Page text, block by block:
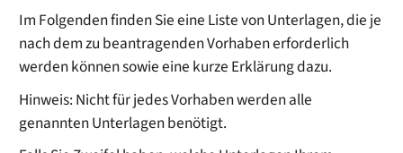
Im Folgenden finden Sie eine Liste von Unterlagen, die je
nach dem zu beantragenden Vorhaben erforderlich
werden können sowie eine kurze Erklärung dazu.
Hinweis: Nicht für jedes Vorhaben werden alle
genannten Unterlagen benötigt.